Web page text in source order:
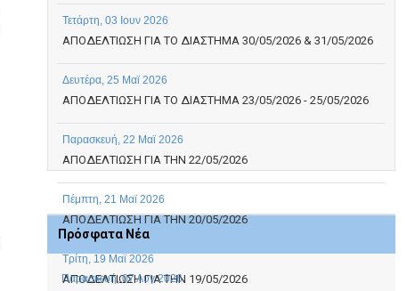
Τετάρτη, 03 Ιουν 2026
ΑΠΟΔΕΛΤΙΩΣΗ ΓΙΑ ΤΟ ΔΙΑΣΤΗΜΑ 30/05/2026 & 31/05/2026
Δευτέρα, 25 Μαϊ 2026
ΑΠΟΔΕΛΤΙΩΣΗ ΓΙΑ ΤΟ ΔΙΑΣΤΗΜΑ 23/05/2026 - 25/05/2026
Παρασκευή, 22 Μαϊ 2026
ΑΠΟΔΕΛΤΙΩΣΗ ΓΙΑ ΤΗΝ 22/05/2026
Πέμπτη, 21 Μαϊ 2026
ΑΠΟΔΕΛΤΙΩΣΗ ΓΙΑ ΤΗΝ 20/05/2026
Τρίτη, 19 Μαϊ 2026
ΑΠΟΔΕΛΤΙΩΣΗ ΓΙΑ ΤΗΝ 19/05/2026
Πρόσφατα Νέα
Παρασκευή, 07 Αυγ 2026